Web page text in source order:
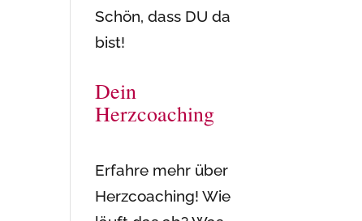
Schön, dass DU da
bist!
Dein
Herzcoaching
Erfahre mehr über
Herzcoaching! Wie